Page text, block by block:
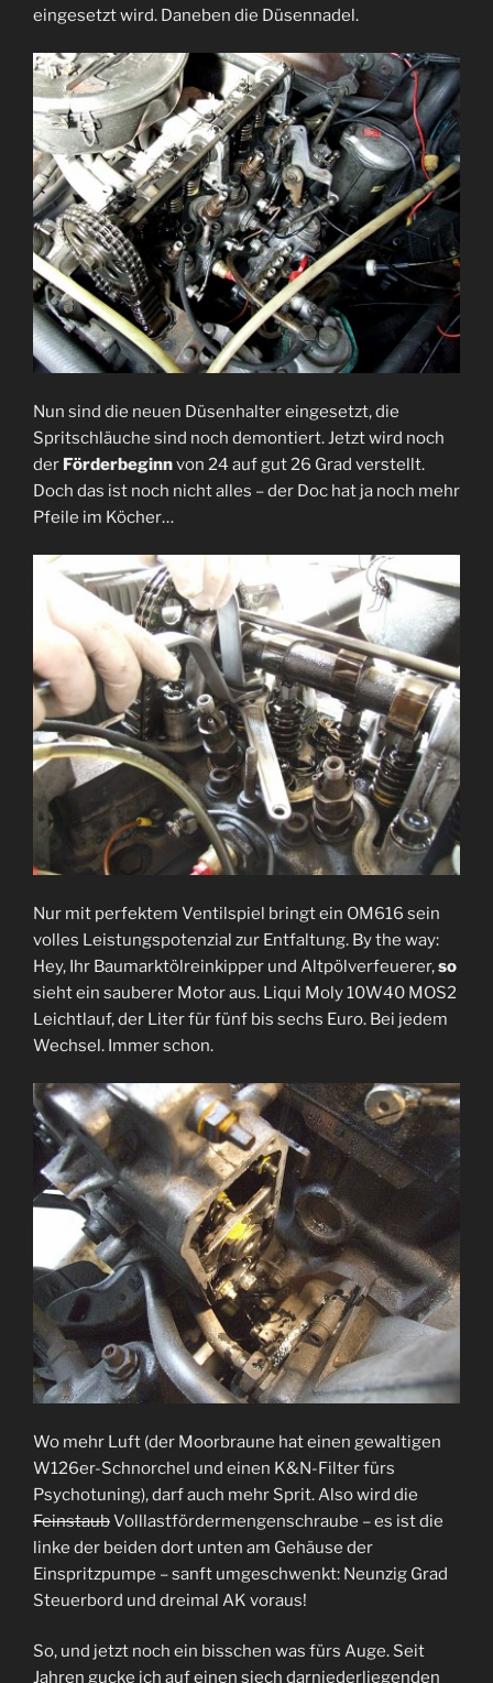
eingesetzt wird. Daneben die Düsennadel.
Nun sind die neuen Düsenhalter eingesetzt, die
Spritschläuche sind noch demontiert. Jetzt wird noch
der Förderbeginnvon 24 auf gut 26 Grad verstellt.
Doch das ist noch nicht alles – der Doc hat ja noch mehr
Pfeile im Köcher…
Nur mit perfektem Ventilspiel bringt ein OM616 sein
volles Leistungspotenzial zur Entfaltung. By the way:
Hey, Ihr Baumarktölreinkipper und Altpölverfeuerer,so
sieht ein sauberer Motor aus. Liqui Moly 10W40 MOS2
Leichtlauf, der Liter für fünf bis sechs Euro. Bei jedem
Wechsel. Immer schon.
Wo mehr Luft (der Moorbraune hat einen gewaltigen
W126er-Schnorchel und einen K&N-Filter fürs
Psychotuning), darf auch mehr Sprit. Also wird die
FeinstaubVolllastfördermengenschraube – es ist die
linke der beiden dort unten am Gehäuse der
Einspritzpumpe – sanft umgeschwenkt: Neunzig Grad
Steuerbord und dreimal AK voraus!
So, und jetzt noch ein bisschen was fürs Auge. Seit
Jahren gucke ich auf einen siech darniederliegenden